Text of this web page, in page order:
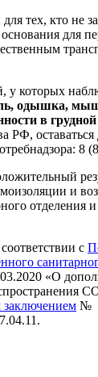
тех, кто не
для
которых
одышка,
в грудной
РФ, оставаться
8
и
отделения
с
«О
заключением №